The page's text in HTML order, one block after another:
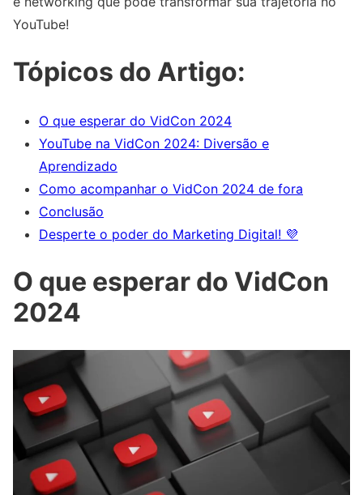
YouTube!
Tópicos do Artigo:
O que esperar do VidCon 2024
YouTube na VidCon 2024: Diversão e
Aprendizado
Como acompanhar o VidCon 2024 de fora
Conclusão
Desperte o poder do Marketing Digital! 💜
O que esperar do VidCon
2024